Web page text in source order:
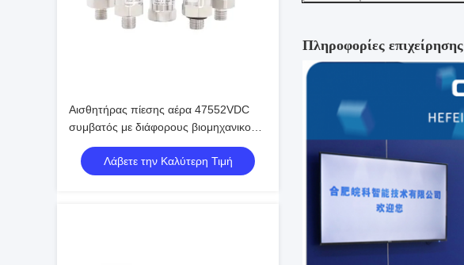
Αισθητήρας πίεσης αέρα 47552VDC
συμβατός με διάφορους βιομηχανικούς
ελεγκτές και συστήματα συλλογής
δεδομένωνΛάβετε την Καλύτερη Τιμή
Πληροφορίες επιχείρησης